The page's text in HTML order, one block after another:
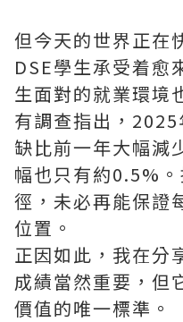
但今天的世界正在
DSE學生承受着愈
生面對的就業環境
有調查指出，
缺比前一年大幅減
幅也只有約0.5%
徑，未必再能保證
位置。
正因如此，我在分
成績當然重要，但
價值的唯一標準。